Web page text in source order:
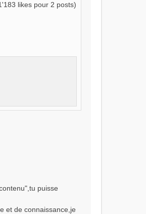
likes pour 2 posts)
puisse
et de connaissance,je